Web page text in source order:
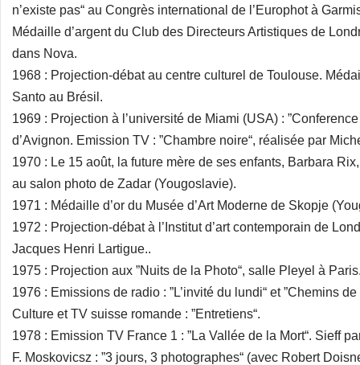
n’existe pas“ au Congrès international de l’Europhot à
Médaille d’argent du Club des Directeurs Artistiques de
dans Nova.
1968 : Projection-débat au centre culturel de Toulouse.
Santo au Brésil.
1969 : Projection à l’université de Miami (USA) :
d’Avignon. Emission TV : ”Chambre noire“, réalisée par
1970 : Le 15 août, la future mère de ses enfants, Barbara
au salon photo de Zadar (Yougoslavie).
1971 : Médaille d’or du Musée d’Art Moderne de Skopje
1972 : Projection-débat à l’Institut d’art contemporain de
Jacques Henri Lartigue..
1975 : Projection aux ”Nuits de la Photo“, salle Pleyel à
1976 : Emissions de radio : ”L’invité du lundi“ et ”Chemins
Culture et TV suisse romande : ”Entretiens“.
1978 : Emission TV France 1 : ”La Vallée de la Mort“. Sieff
F. Moskovicsz : ”3 jours, 3 photographes“ (avec Robert